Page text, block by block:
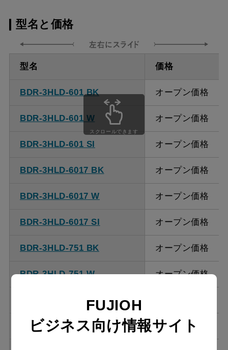
方
ダクト方向 上
方
最大寸法 1235ｍｍ
備考
点検口を設けての最小寸
法は弊社にお問い合わせ
ください。
型名と価格
型名 価格
BDR-3HLD-601 BK オープン価格
BDR-3HLD-601 W オープン価格
BDR-3HLD-601 SI オープン価格
BDR-3HLD-6017 BK オープン価格
BDR-3HLD-6017 W オープン価格
BDR-3HLD-6017 SI オープン価格
BDR-3HLD-751 BK オープン価格
BDR-3HLD-751 W オープン価格
BDR-3HLD-751 SI
BDR-3HLD-7517 BK オープン価格
スクロールできます
FUJIOH
ビジネス向け情報サイト